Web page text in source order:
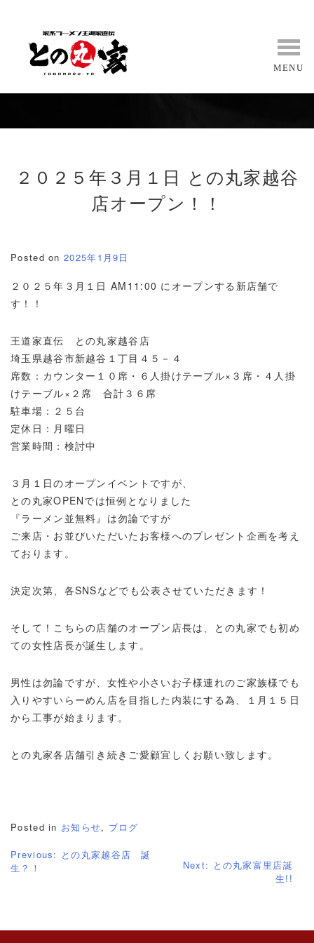
MENU
２０２５年３月１日 との丸家越谷
店オープン！！
Posted on 2025年1月9日
２０２５年３月１日 AM11:00 にオープンする新店舗で
す！！
王道家直伝 との丸家越谷店
埼玉県越谷市新越谷１丁目４５－４
席数：カウンター１０席・６人掛けテーブル×３席・４人掛
けテーブル×２席 合計３６席
駐車場：２５台
定休日：月曜日
営業時間：検討中
３月１日のオープンイベントですが、
との丸家OPENでは恒例となりました
『ラーメン並無料』は勿論ですが
ご来店・お並びいただいたお客様へのプレゼント企画を考え
ております。
決定次第、各SNSなどでも公表させていただきます！
そして！こちらの店舗のオープン店長は、との丸家でも初め
ての女性店長が誕生します。
男性は勿論ですが、女性や小さいお子様連れのご家族様でも
入りやすいらーめん店を目指した内装にする為、１月１５日
から工事が始まります。
との丸家各店舗引き続きご愛顧宜しくお願い致します。
Posted in お知らせ, ブログ
Previous: との丸家越谷店 誕
生？！
Next: との丸家富里店誕
生!!